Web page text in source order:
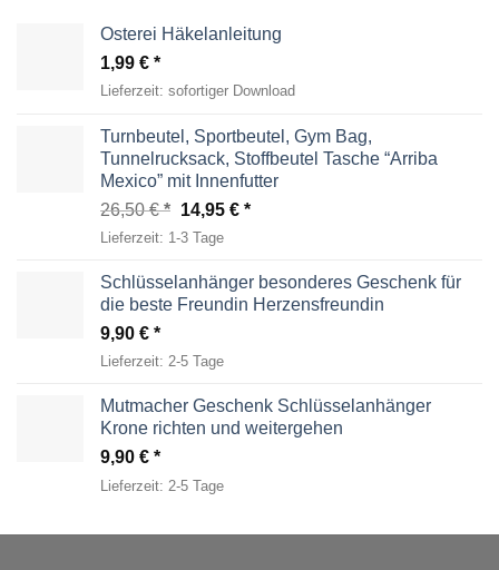
Osterei Häkelanleitung
1,99 €
Lieferzeit: sofortiger Download
Turnbeutel, Sportbeutel, Gym Bag,
Tunnelrucksack, Stoffbeutel Tasche “Arriba
Mexico” mit Innenfutter
26,50€
Ursprünglicher
Preis
26,50 €
14,95 € Aktueller
14,95 €.
Lieferzeit: 1-3 Tage
Schlüsselanhänger besonderes Geschenk für
die beste Freundin Herzensfreundin
9,90 €
Lieferzeit: 2-5 Tage
Mutmacher Geschenk Schlüsselanhänger
Krone richten und weitergehen
9,90 €
Lieferzeit: 2-5 Tage